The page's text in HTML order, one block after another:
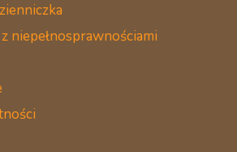
niepełnosprawnościami